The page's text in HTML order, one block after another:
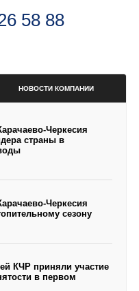
58 88
НОВОСТИ КОМПАНИИ
Черкесия
страны в
Черкесия
сезону
КЧР приняли участие
в первом